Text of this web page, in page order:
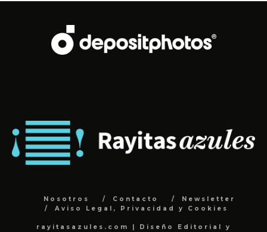
Nosotros Contacto
Newsletter
Aviso Legal, Privacidad y Cookies
rayitasazules.com | Diseño Editorial y